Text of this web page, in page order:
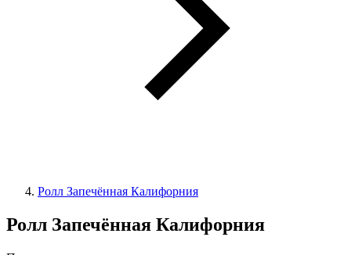
Ролл Запечённая Калифорния
Ролл Запечённая Калифорния